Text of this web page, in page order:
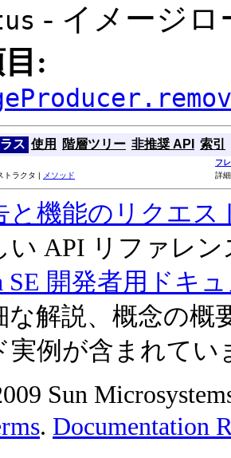
- イメージロ
:
ス 使用 階層ツリー 非推奨 API 索引
フ
トラクタ | メソッド 詳
と機能のリクエス
い API リファレ
SE 開発者用ドキ
な解説、概念の概
実例が含まれてい
Sun
. Documentation